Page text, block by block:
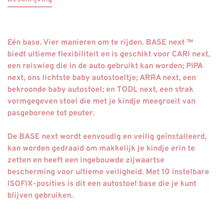
Eén base. Vier manieren om te rijden. BASE next ™
biedt ultieme flexibiliteit en is geschikt voor CARI next,
een reiswieg die in de auto gebruikt kan worden; PIPA
next, ons lichtste baby autostoeltje; ARRA next, een
bekroonde baby autostoel; en TODL next, een strak
vormgegeven stoel die met je kindje meegroeit van
pasgeborene tot peuter.
De BASE next wordt eenvoudig en veilig geïnstalleerd,
kan worden gedraaid om makkelijk je kindje erin te
zetten en heeft een ingebouwde zijwaartse
bescherming voor ultieme veiligheid. Met 10 instelbare
ISOFIX-posities is dit een autostoel base die je kunt
blijven gebruiken.